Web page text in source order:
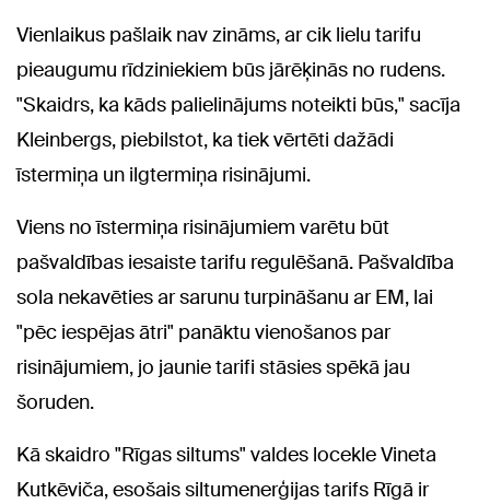
Vienlaikus pašlaik nav zināms, ar cik lielu tarifu
pieaugumu rīdziniekiem būs jārēķinās no rudens.
"Skaidrs, ka kāds palielinājums noteikti būs," sacīja
Kleinbergs, piebilstot, ka tiek vērtēti dažādi
īstermiņa un ilgtermiņa risinājumi.
Viens no īstermiņa risinājumiem varētu būt
pašvaldības iesaiste tarifu regulēšanā. Pašvaldība
sola nekavēties ar sarunu turpināšanu ar EM, lai
"pēc iespējas ātri" panāktu vienošanos par
risinājumiem, jo jaunie tarifi stāsies spēkā jau
šoruden.
Kā skaidro "Rīgas siltums" valdes locekle Vineta
Kutkēviča, esošais siltumenerģijas tarifs Rīgā ir